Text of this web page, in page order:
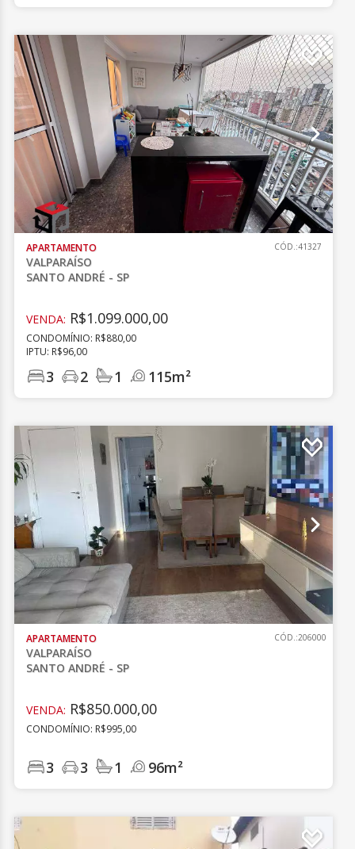
APARTAMENTO
VALPARAÍSO
SANTO ANDRÉ - SP
CÓD.:41327
VENDA: R$1.099.000,00
CONDOMÍNIO: R$880,00
IPTU: R$96,00
3 2 1 115m²
APARTAMENTO
VALPARAÍSO
SANTO ANDRÉ - SP
CÓD.:206000
VENDA: R$850.000,00
CONDOMÍNIO: R$995,00
3 3 1 96m²